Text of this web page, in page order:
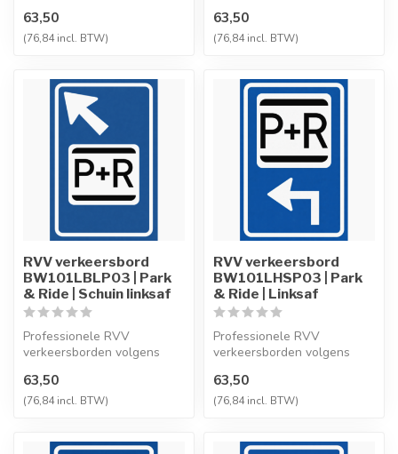
vervaardigd uit hoogwaa...
63,50
(76,84 incl. BTW)
vervaardigd uit hoogwaa...
63,50
(76,84 incl. BTW)
RVV verkeersbord
BW101LBLP03 | Park
& Ride | Schuin linksaf
Professionele RVV
verkeersborden volgens
vervaardigd uit hoogwaa...
63,50
(76,84 incl. BTW)
RVV verkeersbord
BW101LHSP03 | Park
& Ride | Linksaf
Professionele RVV
verkeersborden volgens
vervaardigd uit hoogwaa...
63,50
(76,84 incl. BTW)